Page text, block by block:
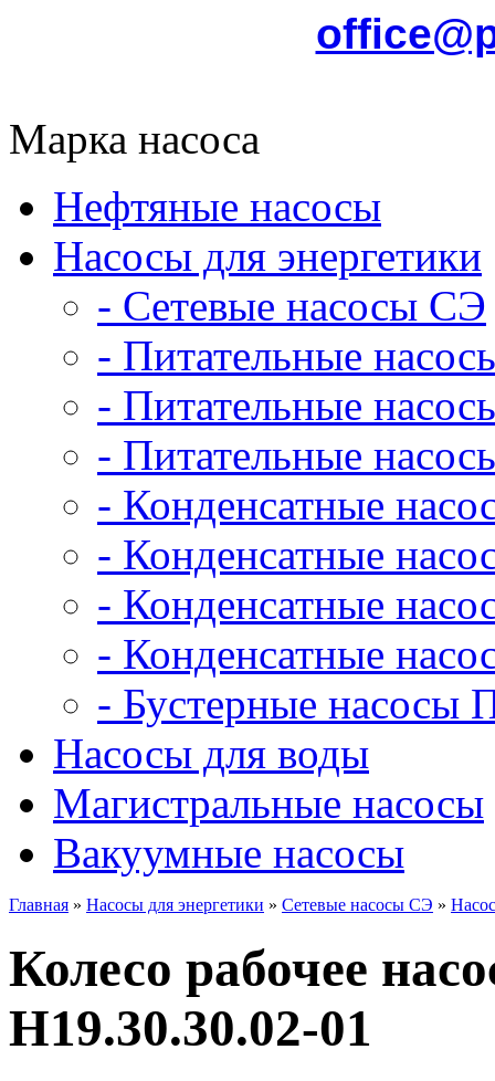
Марка насоса
Нефтяные насосы
Насосы для энергетики
- Сетевые насосы СЭ
- Питательные
- Питательные
- Питательные
- Конденсатные
- Конденсатные
- Конденсатные
- Конденсатные
- Бустерные насосы
Насосы для воды
Магистральные насосы
Вакуумные насосы
Главная » Насосы для энергетики » Сетевые насосы СЭ »
Колесо рабочее
Н19.30.30.02-01